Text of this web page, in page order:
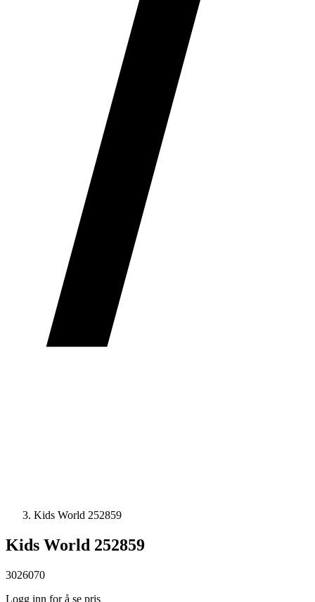
Kids World 252859
Kids World 252859
3026070
Logg inn for å se pris